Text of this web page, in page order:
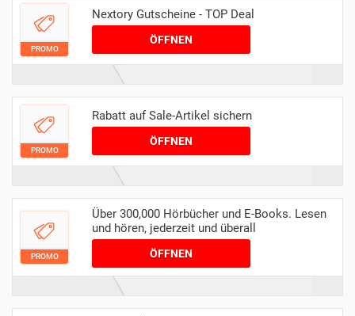
PROMO
Nextory Gutscheine - TOP Deal
ÖFFNEN
PROMO
Rabatt auf Sale-Artikel sichern
ÖFFNEN
PROMO
Über 300,000 Hörbücher und E-Books. Lesen
und hören, jederzeit und überall
ÖFFNEN